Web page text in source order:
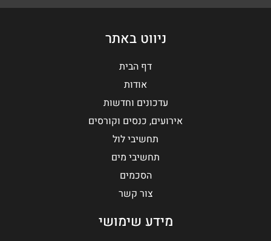
ניווט באתר
דף הבית
אודות
עדכונים וחדשות
אירועים, כנסים וקורסים
תחשיבי לול
תחשיבי מים
הסכמים
צור קשר
מידע שימושי